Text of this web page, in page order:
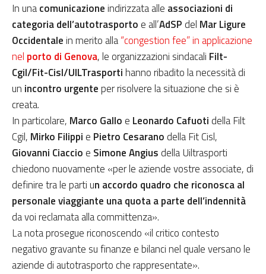
In unacomunicazioneindirizzata alle associazioni di
categoria dell’autotrasporto e all’AdSP del Mar Ligure
Occidentalein merito alla“congestion fee” in applicazione
nel porto di Genova, le organizzazioni sindacali Filt-
Cgil/Fit-Cisl/UILTrasportihanno ribadito la necessità di
un incontro urgenteper risolvere la situazione che si è
creata.
In particolare, Marco Gallo e Leonardo Cafuoti della Filt
Cgil, Mirko Filippi e Pietro Cesarano della Fit Cisl,
Giovanni Ciaccio e Simone Angius della Uiltrasporti
chiedono nuovamente «per le aziende vostre associate, di
definire tra le parti un accordo quadro che riconosca al
personale viaggiante una quota a parte dell’indennità
da voi reclamata alla committenza».
La nota prosegue riconoscendo «il critico contesto
negativo gravante su finanze e bilanci nel quale versano le
aziende di autotrasporto che rappresentate».